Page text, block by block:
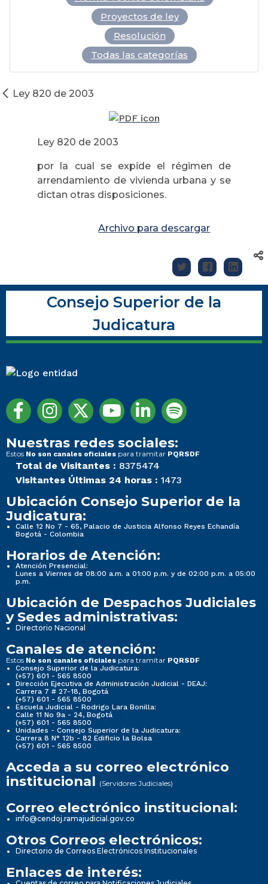
Proyectos de ley
Resolución
Todas las categorías
Ley 820 de 2003
Ley 820 de 2003
por la cual se expide el régimen de
arrendamiento de vivienda urbana y se
dictan otras disposiciones.
Archivo para descargar
Consejo Superior de la
Judicatura
Nuestras redes sociales:
Estos No son canales oficiales para tramitar PQRSDF
Total de Visitantes : 8375474
Visitantes Últimas 24 horas : 1473
Ubicación Consejo Superior de la
Judicatura:
Calle 12 No 7 - 65, Palacio de Justicia Alfonso Reyes Echandía
Bogotá - Colombia
Horarios de Atención:
Atención Presencial:
Lunes a Viernes de 08:00 a.m. a 01:00 p.m. y de 02:00 p.m. a 05:00
p.m.
Ubicación de Despachos Judiciales
y Sedes administrativas:
Directorio Nacional
Canales de atención:
Estos No son canales oficiales para tramitar PQRSDF
Consejo Superior de la Judicatura:
(+57) 601 - 565 8500
Dirección Ejecutiva de Administración Judicial - DEAJ:
Carrera 7 # 27-18, Bogotá
(+57) 601 - 565 8500
Escuela Judicial - Rodrigo Lara Bonilla:
Calle 11 No 9a - 24, Bogotá
(+57) 601 - 565 8500
Unidades - Consejo Superior de la Judicatura:
Carrera 8 N° 12b - 82 Edificio la Bolsa
(+57) 601 - 565 8500
Acceda a su correo electrónico
institucional (Servidores Judiciales)
Correo electrónico institucional:
info@cendoj.ramajudicial.gov.co
Otros Correos electrónicos:
Directorio de Correos Electrónicos Institucionales
Enlaces de interés: